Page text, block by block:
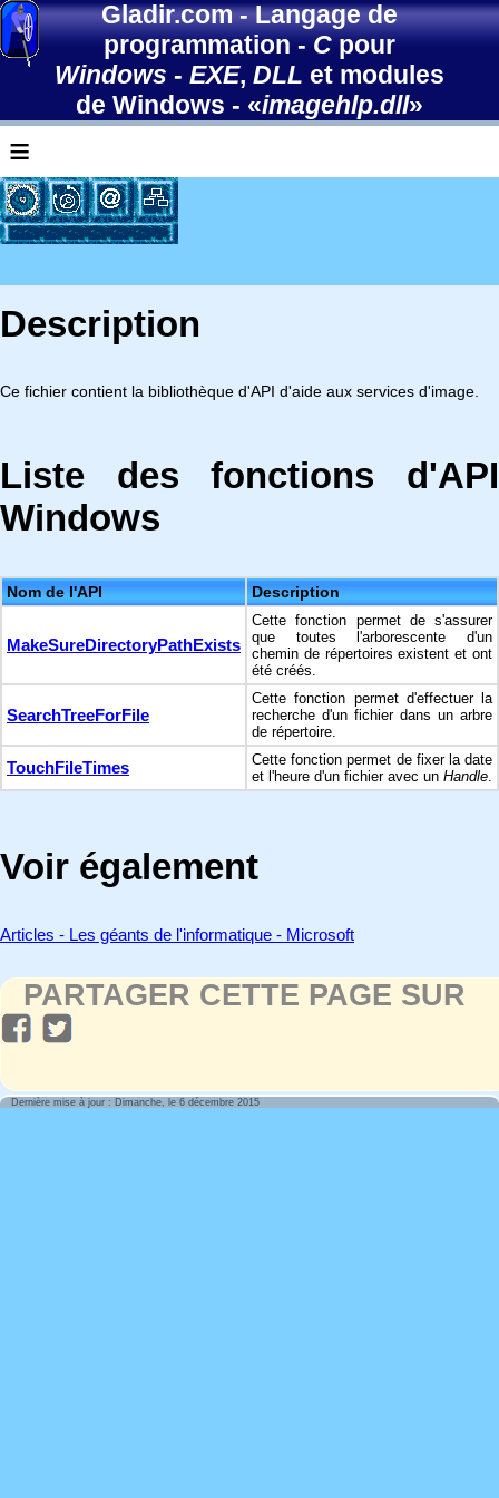
Gladir.com-Langage de
programmation-Cpour
Windows - EXE, DLL et modules
de Windows - «imagehlp.dll»
≡
Description
Ce fichier contient la bibliothèque d'API d'aide aux services d'image.
Liste des fonctions d'API
Windows
Nom de l'API Description
MakeSureDirectoryPathExists
Cette fonction permet de s'assurer
que toutes l'arborescente d'un
chemin de répertoires existent et ont
été créés.
SearchTreeForFile
Cette fonction permet d'effectuer la
recherche d'un fichier dans un arbre
de répertoire.
TouchFileTimes
Cette fonction permet de fixer la date
et l'heure d'un fichier avec un Handle.
Voir également
Articles - Les géants de l'informatique - Microsoft
PARTAGER CETTE PAGE SUR
Dernière mise à jour : Dimanche, le 6 décembre 2015